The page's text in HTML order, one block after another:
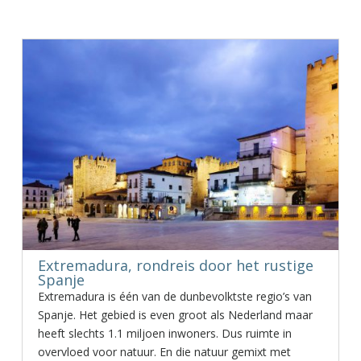
Extremadura, rondreis door het rustige
Spanje
Extremadura is één van de dunbevolktste regio’s van
Spanje. Het gebied is even groot als Nederland maar
heeft slechts 1.1 miljoen inwoners. Dus ruimte in
overvloed voor natuur. En die natuur gemixt met